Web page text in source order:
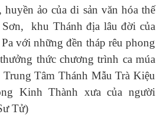
ảo của di sản văn hóa thế
khu Thánh địa lâu đời của
với những đền tháp rêu phong
thức chương trình ca múa
Trung Tâm Thánh Mẫu Trà Kiệu
Kinh Thành xưa của người
Tử)